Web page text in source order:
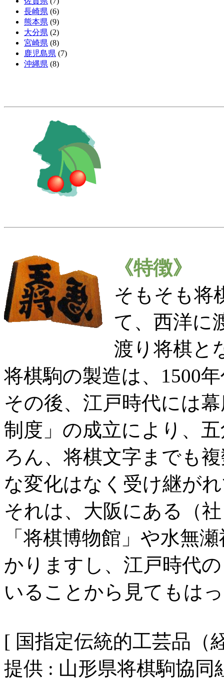
長崎県 (6)
熊本県 (9)
大分県 (2)
宮崎県 (8)
鹿児島県 (7)
沖縄県 (8)
《特徴》
そもそも将
て、西洋に
渡り将棋と
将棋駒の製造は、1500
その後、江戸時代には
制度」の成立により、
ろん、将棋文字までも
な変化はなく受け継が
それは、大阪にある（
「将棋博物館」や水無
かりますし、江戸時代
いることから見てもは
[ 国指定伝統的工芸品（
提供 : 山形県将棋駒協同